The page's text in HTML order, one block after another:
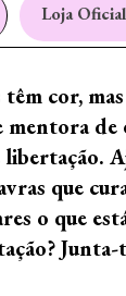
Loja
cor,
de
que
o que